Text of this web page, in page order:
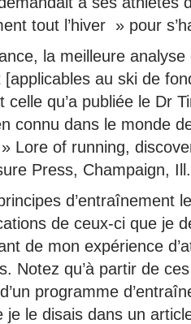
tout l’hiver » pour
la meilleure analyse
[applicables au ski de
celle qu’a publiée le Dr
connu dans le monde
Lore of running,
Press, Champaign,
d’entraînement
de ceux-ci que je
de mon expérience
Notez qu’à partir de
programme
je le disais dans un